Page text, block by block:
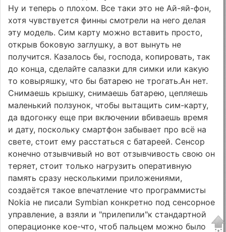
Ну и теперь о плохом. Все таки это не Ай-яй-фон,
хотя чувствуется финны смотрели на него делая
эту модель. Сим карту можно вставить просто,
открыв боковую заглушку, а вот вынуть не
получится. Казалось бы, господа, копировать, так
до конца, сделайте салазки для симки или какую
то ковыряшку, что бы батарею не трогать.Ан нет.
Снимаешь крышку, снимаешь батарею, цепляешь
маленький ползунок, чтобы вытащить сим-карту,
да вдогонку еще при включении вбиваешь время
и дату, поскольку смартфон забывает про всё на
свете, стоит ему расстаться с батареей. Сенсор
конечно отзывчивый но вот отзывчивость свою он
теряет, стоит только нагрузить оперативную
память сразу несколькими приложениями,
создаётся такое впечатление что программисты
Nokia не писали Symbian конкретно под сенсорное
управление, а взяли и "прилепили"к стандартной
операционке кое-что, чтоб пальцем можно было